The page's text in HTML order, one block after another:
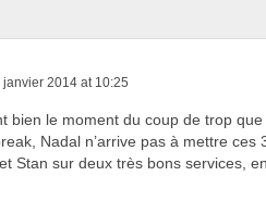
janvier 2014 at 10:25
bien le moment du coup de trop
Nadal n’arrive pas à mettre ces
Stan sur deux très bons services,